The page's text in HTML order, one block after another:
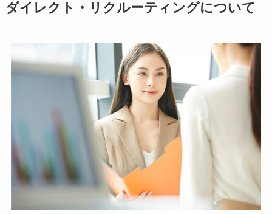
ダイレクト・リクルーティングについて